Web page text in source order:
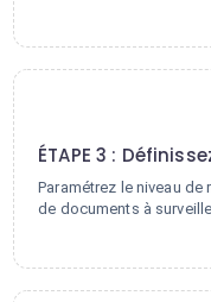
ÉTAPE 3 :
Paramétrez le niveau
de documents à